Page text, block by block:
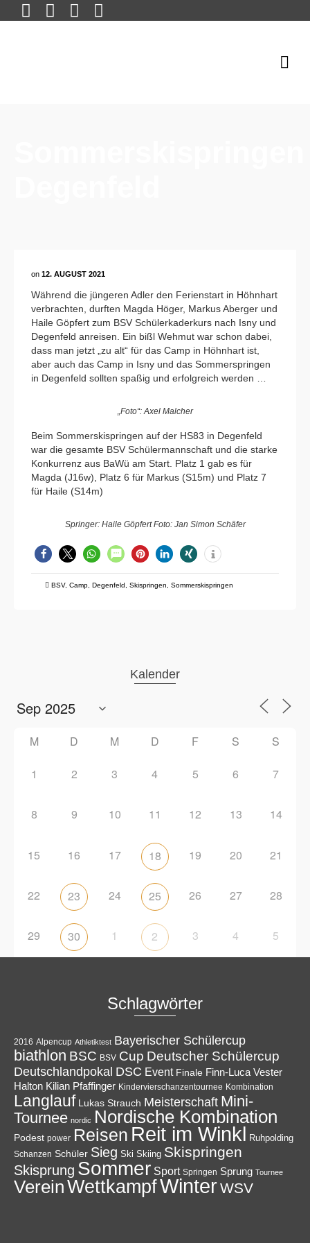
on 12. AUGUST 2021
Während die jüngeren Adler den Ferienstart in Höhnhart
verbrachten, durften Magda Höger, Markus Aberger und
Haile Göpfert zum BSV Schülerkaderkurs nach Isny und
Degenfeld anreisen. Ein bißl Wehmut war schon dabei,
dass man jetzt „zu alt“ für das Camp in Höhnhart ist,
aber auch das Camp in Isny und das Sommerspringen
in Degenfeld sollten spaßig und erfolgreich werden …
„Foto“: Axel Malcher
Beim Sommerskispringen auf der HS83 in Degenfeld
war die gesamte BSV Schülermannschaft und die starke
Konkurrenz aus BaWü am Start. Platz 1 gab es für
Magda (J16w), Platz 6 für Markus (S15m) und Platz 7
für Haile (S14m)
Springer: Haile Göpfert Foto: Jan Simon Schäfer
BSV, Camp Degenfeld Skispringen Sommerskispringen
Kalender
M D M D F S S
1 2 3 4 5 6 7
8 9 10 11 12 13 14
15 16 17 18 19 20 21
22 23 24 25 26 27 28
29 30 1 2 3 4 5
Schlagwörter
2016 Alpencup Athletiktest Bayerischer Schülercup
biathlon BSC BSV Cup Deutscher Schülercup
Deutschlandpokal DSC Event Finale Finn-Luca Vester
Halton Kilian Pfaffinger Kindervierschanzentournee Kombination
Langlauf Lukas Strauch Meisterschaft Mini-
Tournee nordic Nordische Kombination
Podest power Reisen Reit im Winkl Ruhpolding
Schanzen Schüler Sieg Ski Skiing Skispringen
Skisprung Sommer Sport Springen Sprung Tournee
VereinWettkampfWinterWSV